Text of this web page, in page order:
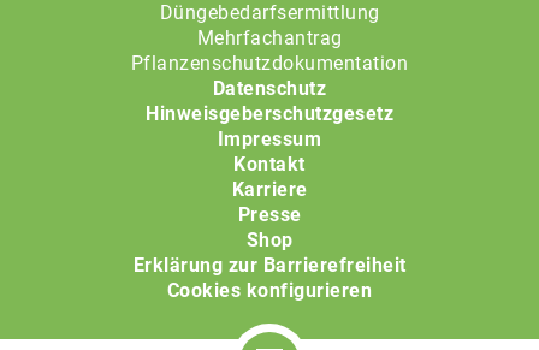
Düngebedarfsermittlung
Mehrfachantrag
Pflanzenschutzdokumentation
Datenschutz
Hinweisgeberschutzgesetz
Impressum
Kontakt
Karriere
Presse
Shop
Erklärung zur Barrierefreiheit
Cookies konfigurieren